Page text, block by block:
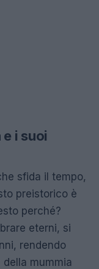
i suoi
sfida il tempo,
preistorico è
perché?
eterni, si
rendendo
mummia